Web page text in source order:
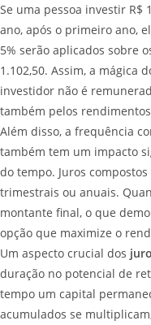
Se uma pessoa investir R$
ano, após o primeiro ano,
5% serão aplicados sobre
1.102,50. Assim, a mágica
investidor não é
também pelos
Além disso, a frequência
também tem um impacto
do tempo. Juros
trimestrais ou anuais.
montante final, o que
opção que maximize o
Um aspecto crucial dos
duração no potencial de
tempo um capital
acumulados se